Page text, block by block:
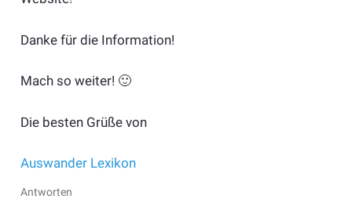
Danke für die Information!
Mach so weiter! 🙂
Die besten Grüße von
Auswander Lexikon
Antworten